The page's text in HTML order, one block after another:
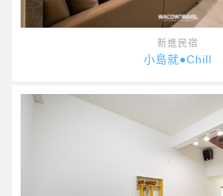
新進民宿
小島就●Chill